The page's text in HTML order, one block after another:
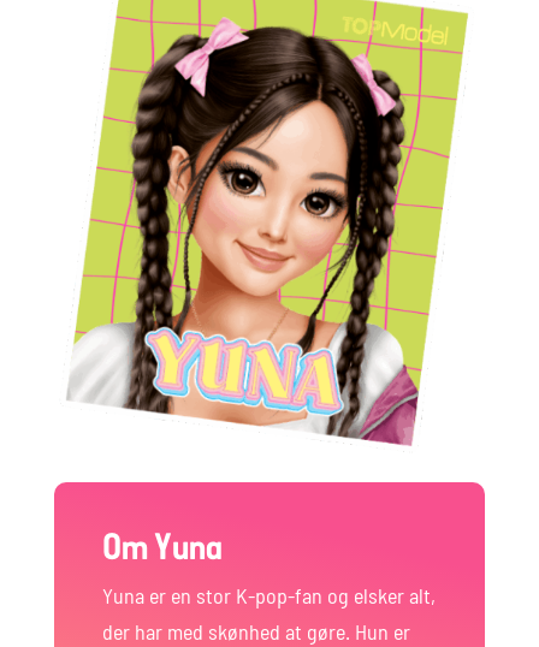
Om Yuna
Yuna er en stor K-pop-fan og elsker alt,
der har med skønhed at gøre. Hun er